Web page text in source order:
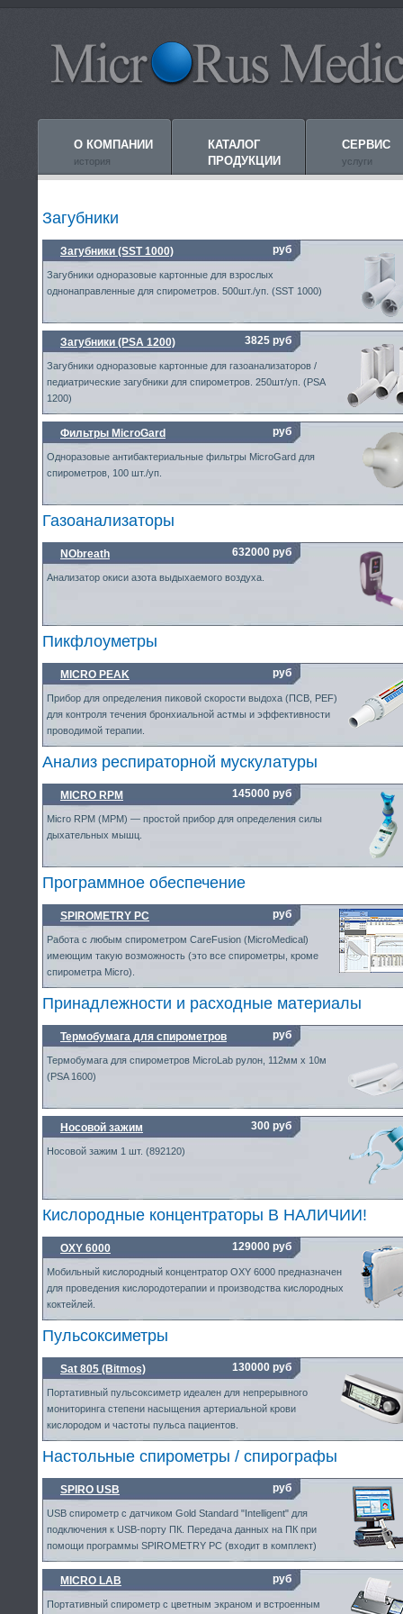
О КОМПАНИИ
история
КАТАЛОГ
ПРОДУКЦИИ
СЕРВИС
услуги
Загубники
Загубники (SST 1000) руб
Загубники одноразовые картонные для взрослых
однонаправленные для спирометров. 500шт./уп. (SST 1000)
Загубники (PSA 1200) 3825 руб
Загубники одноразовые картонные для газоанализаторов /
педиатрические загубники для спирометров. 250шт/уп. (PSA
1200)
Фильтры MicroGard руб
Одноразовые антибактериальные фильтры MicroGard для
спирометров, 100 шт./уп.
Газоанализаторы
NObreath 632000 руб
Анализатор окиси азота выдыхаемого воздуха.
Пикфлоуметры
MICRO PEAK руб
Прибор для определения пиковой скорости выдоха (ПСВ, PEF)
для контроля течения бронхиальной астмы и эффективности
проводимой терапии.
Анализ респираторной мускулатуры
MICRO RPM 145000 руб
Micro RPM (MPM) — простой прибор для определения силы
дыхательных мышц.
Программное обеспечение
SPIROMETRY PC руб
Работа с любым спирометром CareFusion (MicroMedical)
имеющим такую возможность (это все спирометры, кроме
спирометра Micro).
Принадлежности и расходные материалы
Термобумага для спирометров руб
Термобумага для спирометров MicroLab рулон, 112мм х 10м
(PSA 1600)
Носовой зажим 300 руб
Носовой зажим 1 шт. (892120)
Кислородные концентраторы В НАЛИЧИИ!
OXY 6000 129000 руб
Мобильный кислородный концентратор OXY 6000 предназначен
для проведения кислородотерапии и производства кислородных
коктейлей.
Пульсоксиметры
Sat 805 (Bitmos) 130000 руб
Портативный пульсоксиметр идеален для непрерывного
мониторинга степени насыщения артериальной крови
кислородом и частоты пульса пациентов.
Настольные спирометры / спирографы
SPIRO USB руб
USB спирометр с датчиком Gold Standard "Intelligent" для
подключения к USB-порту ПК. Передача данных на ПК при
помощи программы SPIROMETRY PC (входит в комплект)
MICRO LAB руб
Портативный спирометр с цветным экраном и встроенным